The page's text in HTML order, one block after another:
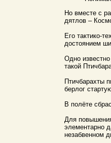
Но вместе с
дятлов –
Его тактико-
достоянием
Одно
такой
Птичбарахты
берлог
В полёте
Для
элементарно
незабвенном